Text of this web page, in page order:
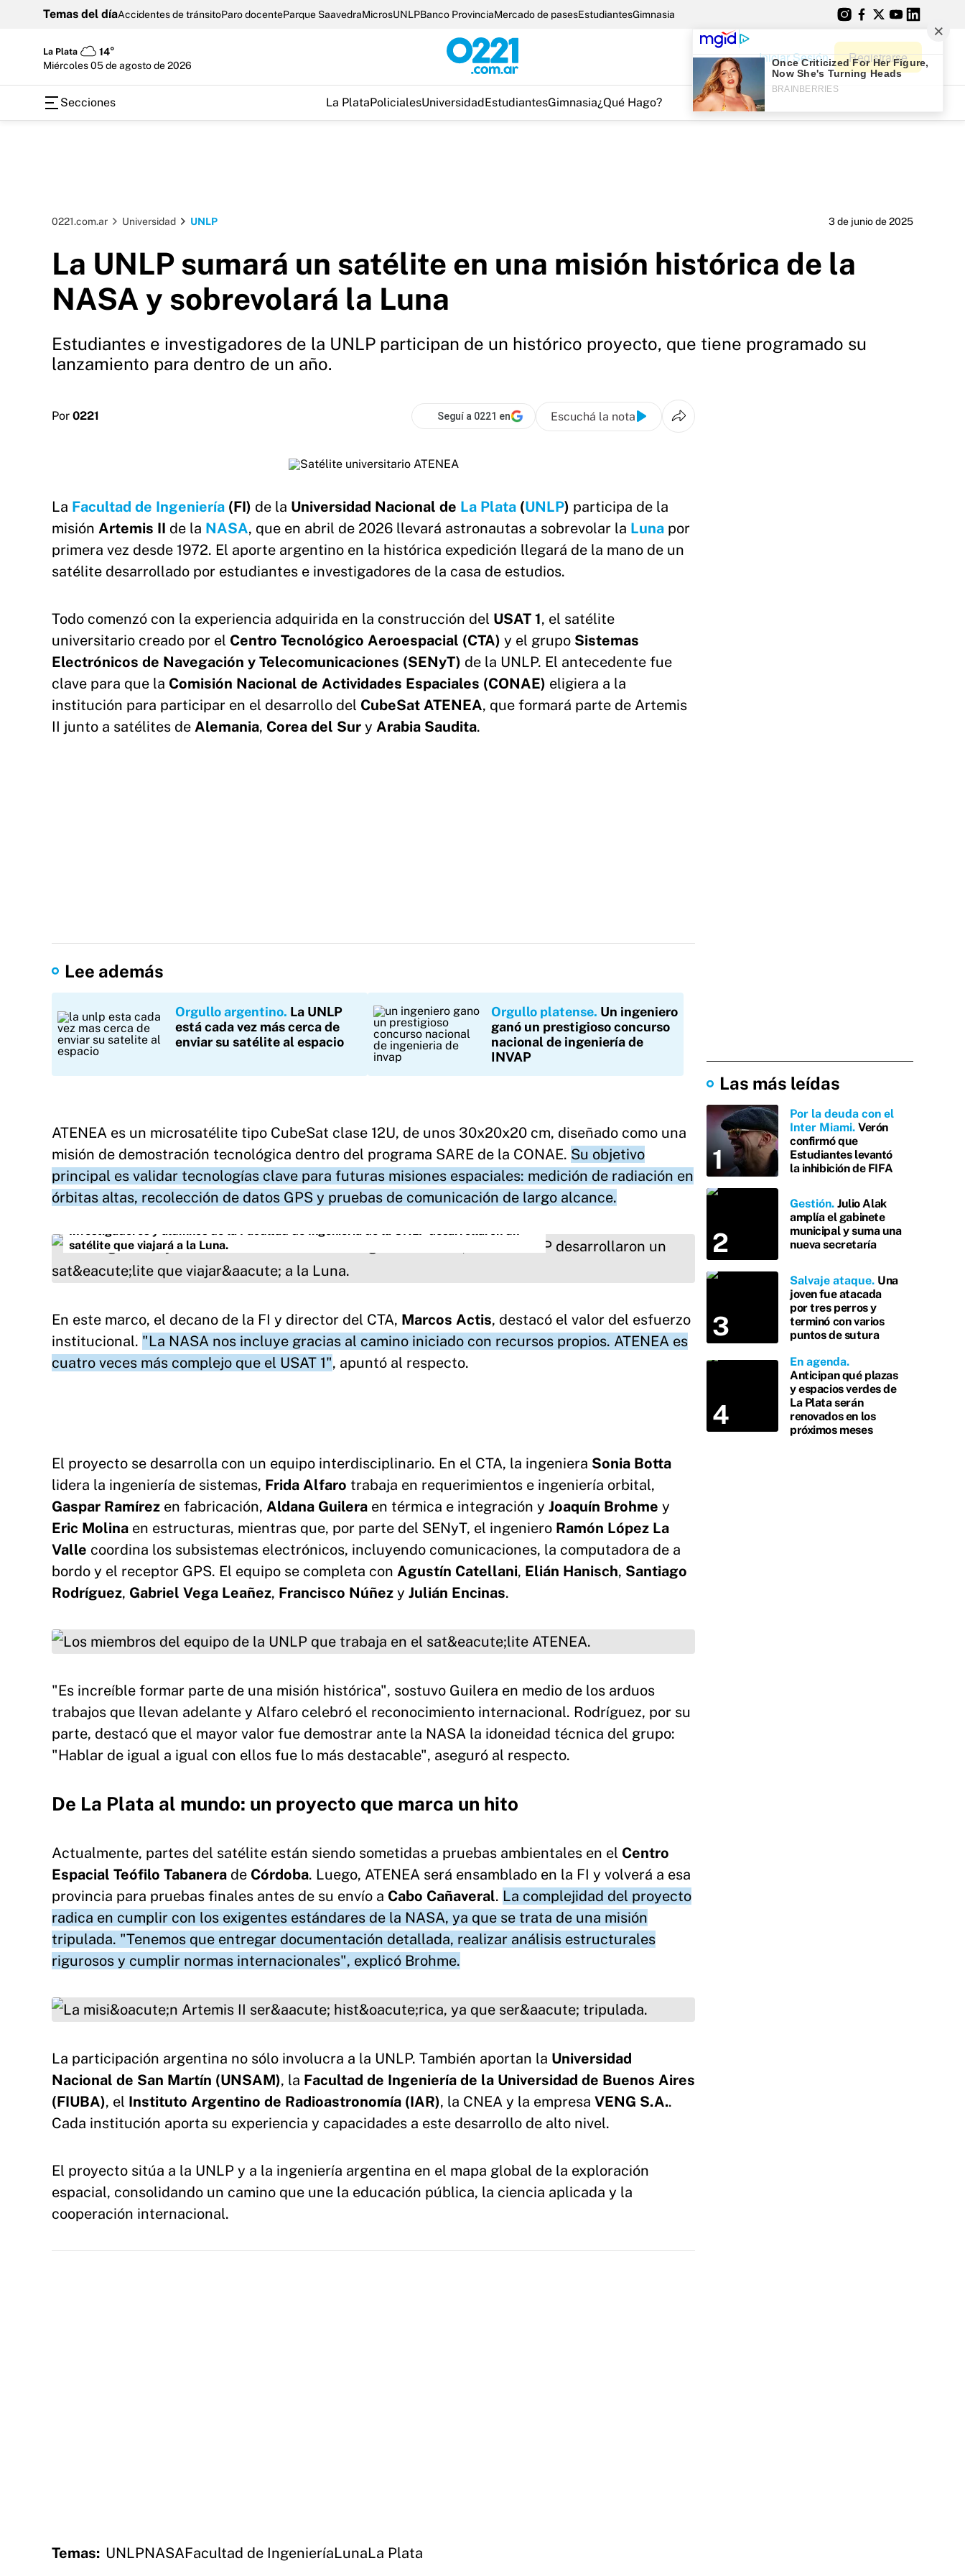
Temas del díaAccidentes de tránsitoParo docenteParque SaavedraMicrosUNLPBanco ProvinciaMercado de pasesEstudiantesGimnasia
La Plata
14°
miércoles 05 de agosto de 2026
Iniciar Sesión Registrarse
Secciones La PlataPolicialesUniversidadEstudiantesGimnasia¿Qué Hago?
0221.com.ar Universidad UNLP 3 de junio de 2025
La UNLP sumará un satélite en una misión histórica de la
NASA y sobrevolará la Luna
Estudiantes e investigadores de la UNLP participan de un histórico proyecto, que tiene programado su
lanzamiento para dentro de un año.
Por 0221 Seguí a 0221 en Escuchá la nota
La Facultad de Ingeniería (FI) de la Universidad Nacional de La Plata (UNLP) participa de la
misión Artemis II de la NASA, que en abril de 2026 llevará astronautas a sobrevolar la Luna por
primera vez desde 1972. El aporte argentino en la histórica expedición llegará de la mano de un
satélite desarrollado por estudiantes e investigadores de la casa de estudios.
Todo comenzó con la experiencia adquirida en la construcción del USAT 1, el satélite
universitario creado por el Centro Tecnológico Aeroespacial (CTA) y el grupo Sistemas
Electrónicos de Navegación y Telecomunicaciones (SENyT) de la UNLP. El antecedente fue
clave para que la Comisión Nacional de Actividades Espaciales (CONAE) eligiera a la
institución para participar en el desarrollo del CubeSat ATENEA, que formará parte de Artemis
II junto a satélites de Alemania, Corea del Sur y Arabia Saudita.
Lee además
Orgullo argentino La UNLP
está cada vez más cerca de
enviar su satélite al espacio
Orgullo platense Un ingeniero
ganó un prestigioso concurso
nacional de ingeniería de
INVAP
ATENEA es un microsatélite tipo CubeSat clase 12U, de unos 30x20x20 cm, diseñado como una
misión de demostración tecnológica dentro del programa SARE de la CONAE. Su objetivo
principal es validar tecnologías clave para futuras misiones espaciales: medición de radiación en
órbitas altas, recolección de datos GPS y pruebas de comunicación de largo alcance.
Investigadores y alumnos de la Facultad de Ingeniería de la UNLP desarrollaron un
satélite que viajará a la Luna.
En este marco, el decano de la FI y director del CTA, Marcos Actis, destacó el valor del esfuerzo
institucional. "La NASA nos incluye gracias al camino iniciado con recursos propios. ATENEA es
cuatro veces más complejo que el USAT 1", apuntó al respecto.
El proyecto se desarrolla con un equipo interdisciplinario. En el CTA, la ingeniera Sonia Botta
lidera la ingeniería de sistemas, Frida Alfaro trabaja en requerimientos e ingeniería orbital,
Gaspar Ramírez en fabricación, Aldana Guilera en térmica e integración y Joaquín Brohme y
Eric Molina en estructuras, mientras que, por parte del SENyT, el ingeniero Ramón López La
Valle coordina los subsistemas electrónicos, incluyendo comunicaciones, la computadora de a
bordo y el receptor GPS. El equipo se completa con Agustín Catellani, Elián Hanisch, Santiago
Rodríguez, Gabriel Vega Leañez, Francisco Núñez y Julián Encinas.
"Es increíble formar parte de una misión histórica", sostuvo Guilera en medio de los arduos
trabajos que llevan adelante y Alfaro celebró el reconocimiento internacional. Rodríguez, por su
parte, destacó que el mayor valor fue demostrar ante la NASA la idoneidad técnica del grupo:
"Hablar de igual a igual con ellos fue lo más destacable", aseguró al respecto.
De La Plata al mundo: un proyecto que marca un hito
Actualmente, partes del satélite están siendo sometidas a pruebas ambientales en el Centro
Espacial Teófilo Tabanera de Córdoba. Luego, ATENEA será ensamblado en la FI y volverá a esa
provincia para pruebas finales antes de su envío a Cabo Cañaveral. La complejidad del proyecto
radica en cumplir con los exigentes estándares de la NASA, ya que se trata de una misión
tripulada. "Tenemos que entregar documentación detallada, realizar análisis estructurales
rigurosos y cumplir normas internacionales", explicó Brohme.
La participación argentina no sólo involucra a la UNLP. También aportan la Universidad
Nacional de San Martín (UNSAM), la Facultad de Ingeniería de la Universidad de Buenos Aires
(FIUBA), el Instituto Argentino de Radioastronomía (IAR), la CNEA y la empresa VENG S.A..
Cada institución aporta su experiencia y capacidades a este desarrollo de alto nivel.
El proyecto sitúa a la UNLP y a la ingeniería argentina en el mapa global de la exploración
espacial, consolidando un camino que une la educación pública, la ciencia aplicada y la
cooperación internacional.
Temas: UNLPNASAFacultad de IngenieríaLunaLa Plata
Las más leídas
Por la deuda con el
Inter Miami Verón
confirmó que
Estudiantes levantó
la inhibición de FIFA
Gestión Julio Alak
amplía el gabinete
municipal y suma una
nueva secretaría
Salvaje ataque Una
joven fue atacada
por tres perros y
terminó con varios
puntos de sutura
En agenda
Anticipan qué plazas
y espacios verdes de
La Plata serán
renovados en los
próximos meses